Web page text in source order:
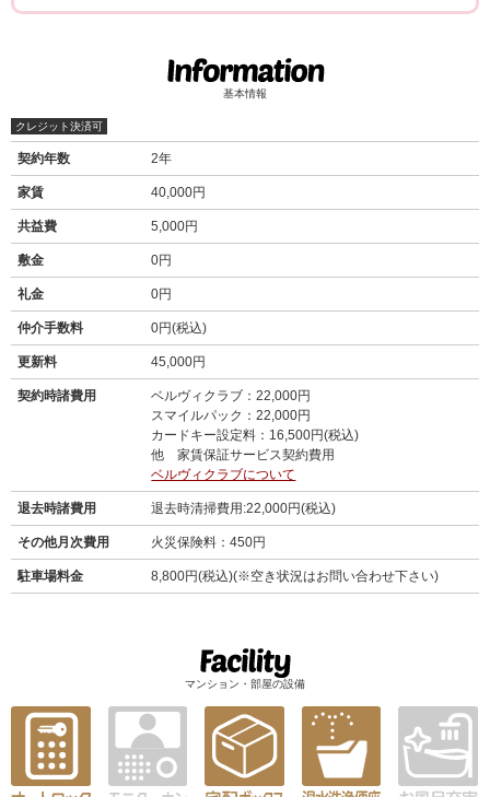
基本情報
クレジット決済可
契約年数 2年
家賃 40,000円
共益費 5,000円
敷金 0円
礼金 0円
仲介手数料 0円(税込)
更新料 45,000円
契約時諸費用
ベルヴィクラブ：22,000円
スマイルパック：22,000円
カードキー設定料：16,500円(税込)
他 家賃保証サービス契約費用
ベルヴィクラブについて
退去時諸費用 退去時清掃費用:22,000円(税込)
その他月次費用 火災保険料：450円
駐車場料金 8,800円(税込)(※空き状況はお問い合わせ下さい)
マンション・部屋の設備